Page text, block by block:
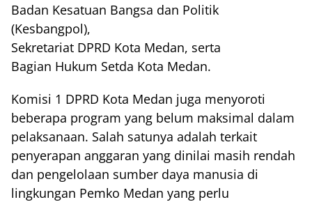
Badan Kesatuan Bangsa dan Politik
(Kesbangpol),
Sekretariat DPRD Kota Medan, serta
Bagian Hukum Setda Kota Medan.
Komisi 1 DPRD Kota Medan juga menyoroti
beberapa program yang belum maksimal dalam
pelaksanaan. Salah satunya adalah terkait
penyerapan anggaran yang dinilai masih rendah
dan pengelolaan sumber daya manusia di
lingkungan Pemko Medan yang perlu